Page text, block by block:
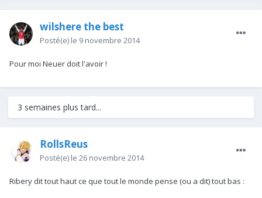
wilshere the best
Posté(e) le 9 novembre 2014
Pour moi Neuer doit l'avoir !
3 semaines plus tard...
RollsReus
Posté(e) le 26 novembre 2014
Ribery dit tout haut ce que tout le monde pense (ou a dit) tout bas :